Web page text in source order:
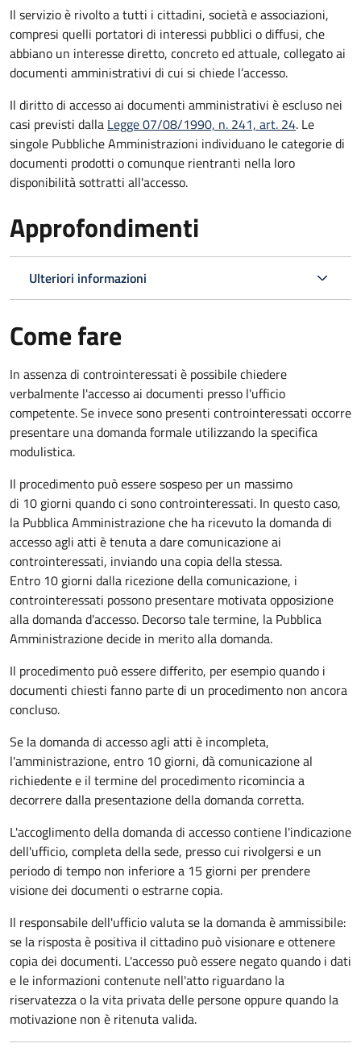
Il servizio è rivolto a tutti i cittadini, società e associazioni,
compresi quelli portatori di interessi pubblici o diffusi, che
abbiano un interesse diretto, concreto ed attuale, collegato ai
documenti amministrativi di cui si chiede l’accesso.
Il diritto di accesso ai documenti amministrativi è escluso nei
casi previsti dalla Legge 07/08/1990, n. 241, art. 24. Le
singole Pubbliche Amministrazioni individuano le categorie di
documenti prodotti o comunque rientranti nella loro
disponibilità sottratti all'accesso.
Approfondimenti
Ulteriori informazioni
Come fare
In assenza di controinteressati è possibile chiedere
verbalmente l'accesso ai documenti presso l'ufficio
competente. Se invece sono presenti controinteressati occorre
presentare una domanda formale utilizzando la specifica
modulistica.
Il procedimento può essere sospeso per un massimo
di 10 giorni quando ci sono controinteressati. In questo caso,
la Pubblica Amministrazione che ha ricevuto la domanda di
accesso agli atti è tenuta a dare comunicazione ai
controinteressati, inviando una copia della stessa.
Entro 10 giorni dalla ricezione della comunicazione, i
controinteressati possono presentare motivata opposizione
alla domanda d'accesso. Decorso tale termine, la Pubblica
Amministrazione decide in merito alla domanda.
Il procedimento può essere differito, per esempio quando i
documenti chiesti fanno parte di un procedimento non ancora
concluso.
Se la domanda di accesso agli atti è incompleta,
l'amministrazione, entro 10 giorni, dà comunicazione al
richiedente e il termine del procedimento ricomincia a
decorrere dalla presentazione della domanda corretta.
L'accoglimento della domanda di accesso contiene l'indicazione
dell'ufficio, completa della sede, presso cui rivolgersi e un
periodo di tempo non inferiore a 15 giorni per prendere
visione dei documenti o estrarne copia.
Il responsabile dell'ufficio valuta se la domanda è ammissibile:
se la risposta è positiva il cittadino può visionare e ottenere
copia dei documenti. L'accesso può essere negato quando i dati
e le informazioni contenute nell'atto riguardano la
riservatezza o la vita privata delle persone oppure quando la
motivazione non è ritenuta valida.